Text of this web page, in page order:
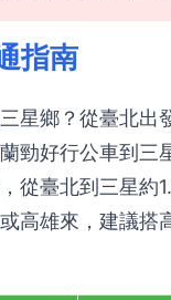
指南
星鄉？從臺北出
勁好行公車到三
從臺北到三星約
高雄來，建議搭